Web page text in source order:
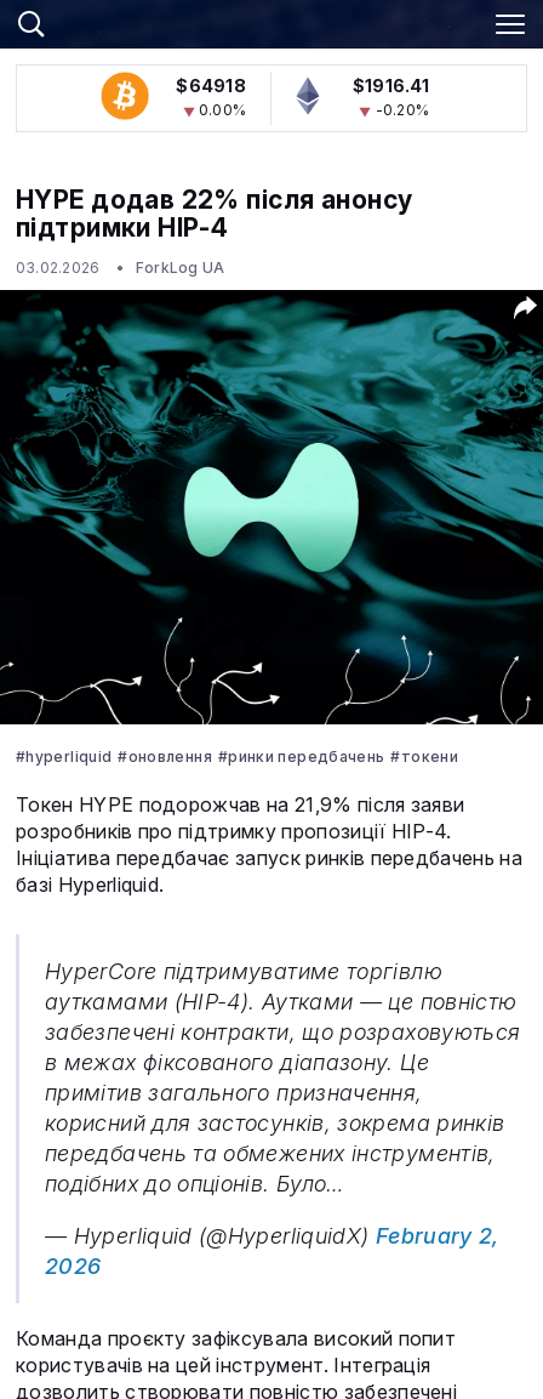
$64918
0.00%
$1916.41
-0.20%
HYPE додав 22% після анонсу
підтримки HIP-4
03.02.2026 ForkLog UA
#hyperliquid #оновлення #ринки передбачень #токени
Токен HYPE подорожчав на 21,9% після заяви
розробників про підтримку пропозиції HIP-4.
Ініціатива передбачає запуск ринків передбачень на
базі Hyperliquid.
HyperCore підтримуватиме торгівлю
ауткамами (HIP-4). Аутками — це повністю
забезпечені контракти, що розраховуються
в межах фіксованого діапазону. Це
примітив загального призначення,
корисний для застосунків, зокрема ринків
передбачень та обмежених інструментів,
подібних до опціонів. Було…
— Hyperliquid (@HyperliquidX) February 2,
2026
Команда проєкту зафіксувала високий попит
користувачів на цей інструмент. Інтеграція
дозволить створювати повністю забезпечені